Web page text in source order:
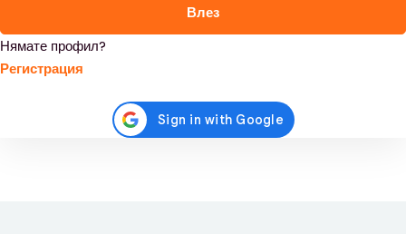
Влез
Нямате профил?
Регистрация